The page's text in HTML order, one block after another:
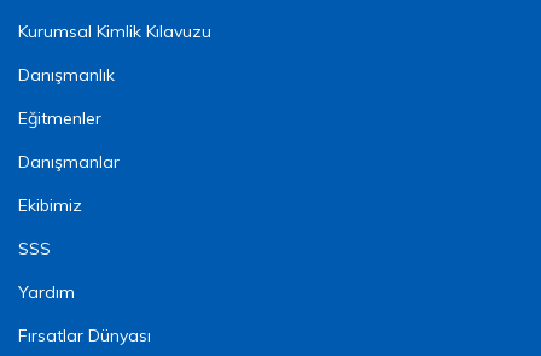
Kurumsal Kimlik Kılavuzu
Danışmanlık
Eğitmenler
Danışmanlar
Ekibimiz
SSS
Yardım
Fırsatlar Dünyası